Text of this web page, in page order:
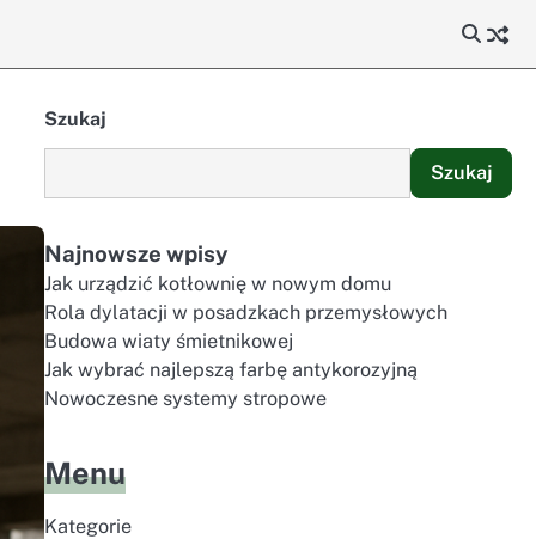
Szukaj
Szukaj
Najnowsze wpisy
Jak urządzić kotłownię w nowym domu
Rola dylatacji w posadzkach przemysłowych
Budowa wiaty śmietnikowej
Jak wybrać najlepszą farbę antykorozyjną
Nowoczesne systemy stropowe
Menu
Kategorie